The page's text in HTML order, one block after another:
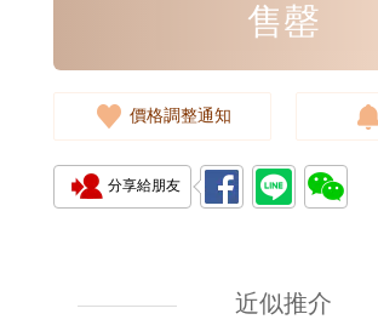
售罄
價格調整通知
分享給朋友
近似推介
11,800.00